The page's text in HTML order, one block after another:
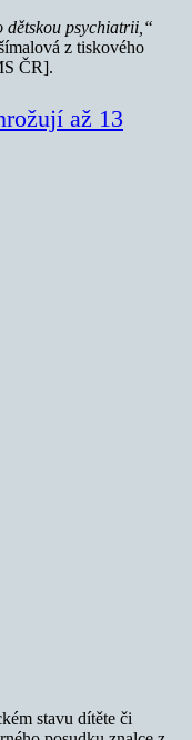
dětskou psychiatrii,“
z tiskového
ČR].
až 13
stavu dítěte či